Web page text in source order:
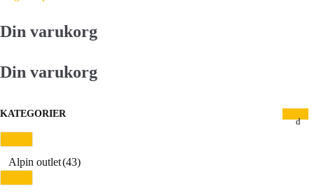
Din varukorg
Din varukorg
KATEGORIER
Alpin outlet(43)